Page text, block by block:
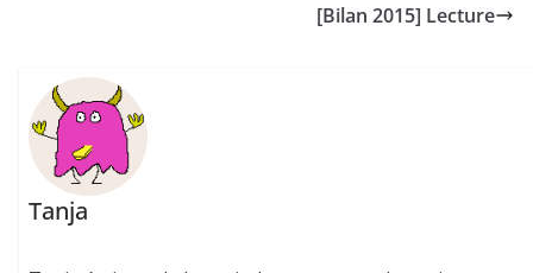
[Bilan 2015] Lecture
Tanja